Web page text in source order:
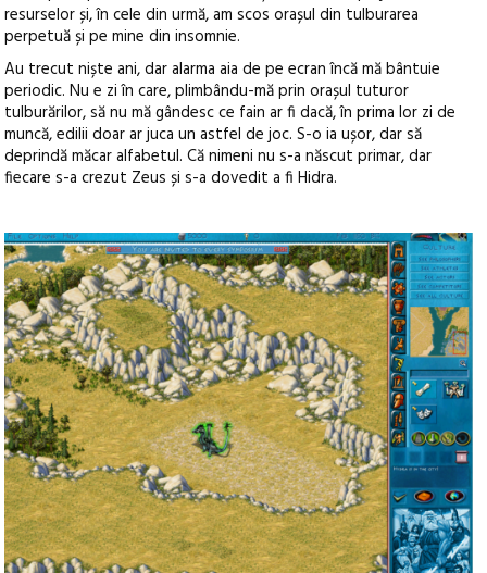
resurselor și, în cele din urmă, am scos orașul din tulburarea
perpetuă și pe mine din insomnie.
Au trecut niște ani, dar alarma aia de pe ecran încă mă bântuie
periodic. Nu e zi în care, plimbându-mă prin orașul tuturor
tulburărilor, să nu mă gândesc ce fain ar fi dacă, în prima lor zi de
muncă, edilii doar ar juca un astfel de joc. S-o ia ușor, dar să
deprindă măcar alfabetul. Că nimeni nu s-a născut primar, dar
fiecare s-a crezut Zeus și s-a dovedit a fi Hidra.